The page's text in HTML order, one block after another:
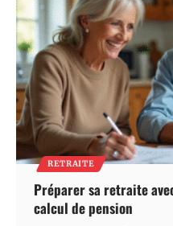
RETRAITE
Préparer sa retraite
calcul de pension